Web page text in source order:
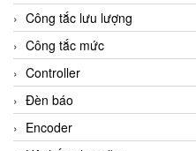
Công tắc lưu lượng
Công tắc mức
Controller
Đèn báo
Encoder